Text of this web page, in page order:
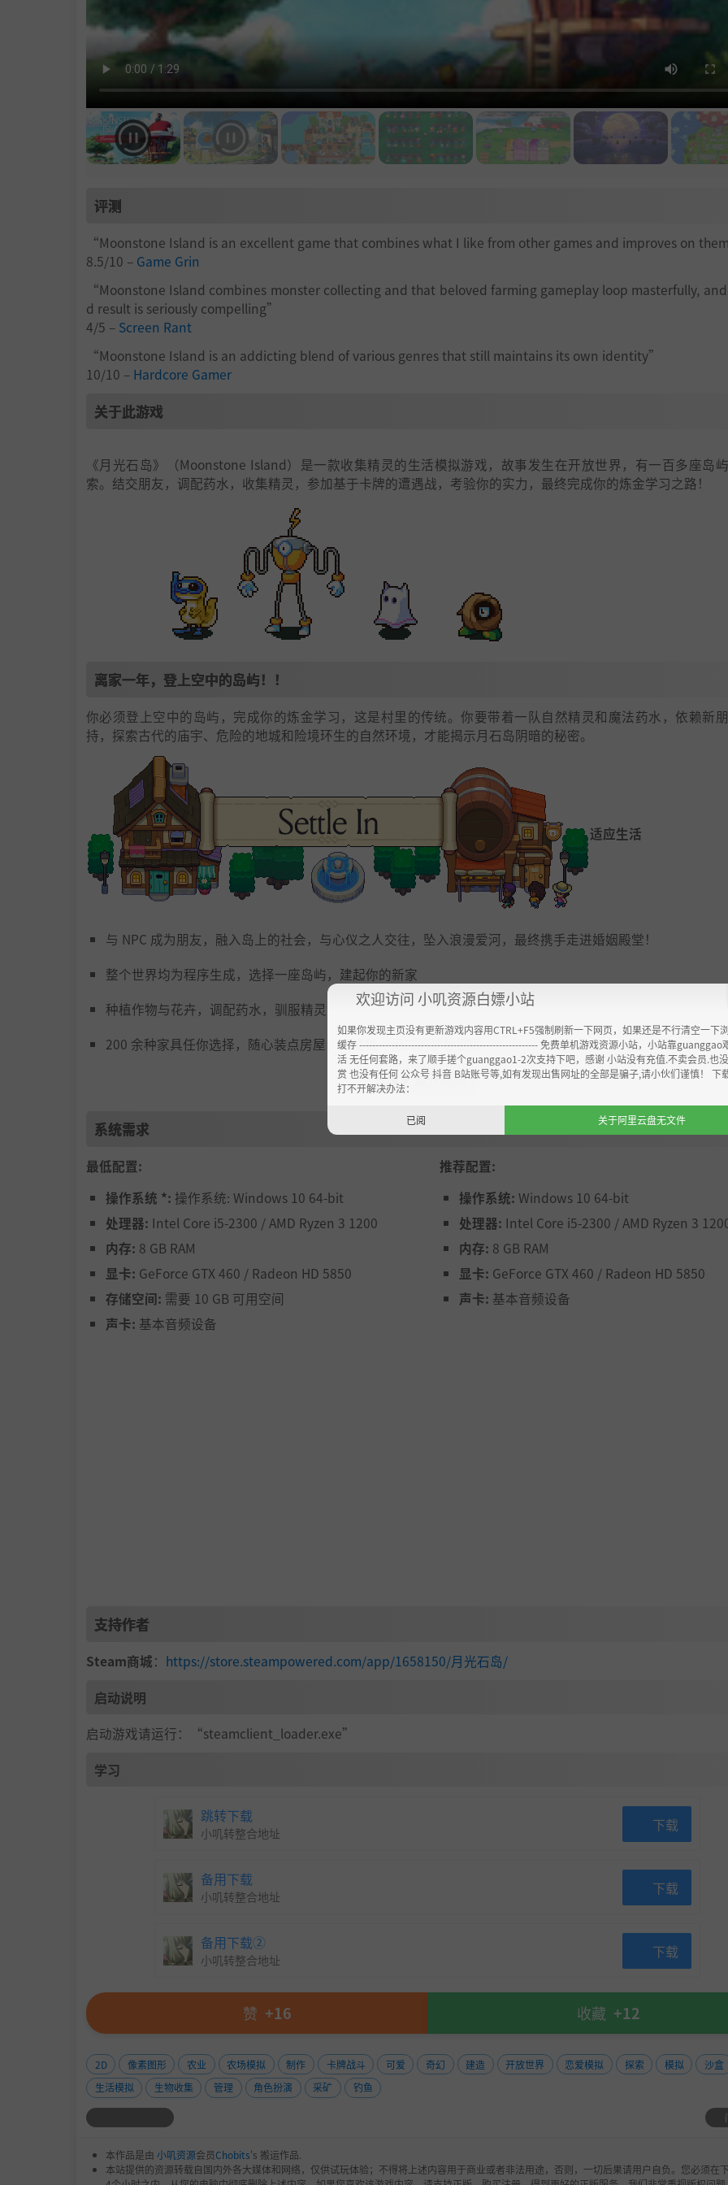
评测
“Moonstone Island is an excellent game that combines what I like from other games and improves on
8.5/10 – Game Grin
“Moonstone Island combines monster collecting and that beloved farming gameplay loop masterfully,
d result is seriously compelling”
4/5 – Screen Rant
“Moonstone Island is an addicting blend of various genres that still maintains its own identity”
10/10 – Hardcore Gamer
关于此游戏
《月光石岛》（Moonstone Island）是一款收集精灵的生活模拟游戏，故事发生在开放世界，有一百多座岛
索。结交朋友，调配药水，收集精灵，参加基于卡牌的遭遇战，考验你的实力，最终完成你的炼金学习之路！
离家一年，登上空中的岛屿！！
你必须登上空中的岛屿，完成你的炼金学习，这是村里的传统。你要带着一队自然精灵和魔法药水，依赖新
持，探索古代的庙宇、危险的地城和险境环生的自然环境，才能揭示月石岛阴暗的秘密。
适应生活
与 NPC 成为朋友，融入岛上的社会，与心仪之人交往，坠入浪漫爱河，最终携手走进婚姻殿堂！
整个世界均为程序生成，选择一座岛屿，建起你的新家
种植作物与花卉，调配药水，驯服精灵
200 余种家具任你选择，随心装点房屋，打造独一无二的梦想家园
探索
乘坐气球或扫帚旅行，从独特的生物群落上空滑过，抵达世界的外部边缘，一举揭开你的空中漂浮家园的秘密
驯服野生精灵，与它们成为并肩作战的朋友 — 超过70种精灵可供驯服！
探索形形色色的地城，获得升级物品和战利品，揭示各种各样的秘密 — 或者挑战无尽地牢，体验没有尽头的
奖励！
学习特殊的技能，使用特别的升级，充分优化你的角色
▼▼展开阅读
系统需求
最低配置:
操作系统 *: 操作系统: Windows 10 64-bit
处理器: Intel Core i5-2300 / AMD Ryzen 3 1200
内存: 8 GB RAM
显卡: GeForce GTX 460 / Radeon HD 5850
存储空间: 需要 10 GB 可用空间
声卡: 基本音频设备
推荐配置:
操作系统: Windows 10 64-bit
处理器: Intel Core i5-2300 / AMD Ryzen 3
内存: 8 GB RAM
显卡: GeForce GTX 460 / Radeon HD 5850
声卡: 基本音频设备
支持作者
Steam商城： https://store.steampowered.com/app/1658150/月光石岛/
启动说明
启动游戏请运行：“steamclient_loader.exe”
学习
跳转下载
小叽转整合地址 下载
备用下载
小叽转整合地址 下载
备用下载②
小叽转整合地址 下载
赞 +16 收藏 +12
2D 像素图形 农业 农场模拟 制作 卡牌战斗 可爱 奇幻 建造 开放世界 恋爱模拟 探索 模拟
沙盒
生活模拟
生物收集 管理 角色扮演 采矿 钓鱼
本作品是由 小叽资源会员Chobits's 搬运作品.
本站提供的资源转载自国内外各大媒体和网络，仅供试玩体验；不得将上述内容用于商业或者非法用途，否则，一切后果请用户自负。您必须在
欢迎访问 小叽资源白嫖小站
如果你发现主页没有更新游戏内容用CTRL+F5强制刷新一下网页，如果还是不行清空一下
缓存 ------------------------------------------------------- 免费单机游戏资源小站，小站靠guanggao
活 无任何套路，来了顺手搓个guanggao1-2次支持下吧，感谢 小站没有充值.不卖会员.也
赏 也没有任何 公众号 抖音 B站账号等,如有发现出售网址的全部是骗子,请小伙们谨慎！ 下
打不开解决办法：
已阅 关于阿里云盘无文件